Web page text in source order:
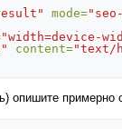
mode=
"width=device-
content="text/
опишите